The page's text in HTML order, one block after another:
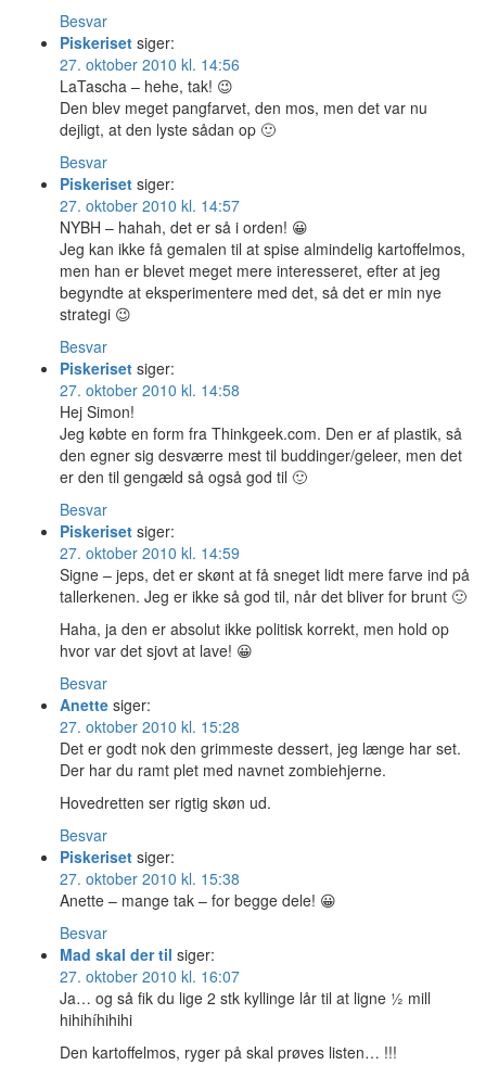
Besvar
Piskeriset siger:
27. oktober 2010 kl. 14:56
LaTascha – hehe, tak! 😉
Den blev meget pangfarvet, den mos, men det var nu
dejligt, at den lyste sådan op 🙂
Besvar
Piskeriset siger:
27. oktober 2010 kl. 14:57
NYBH – hahah, det er så i orden! 😀
Jeg kan ikke få gemalen til at spise almindelig kartoffelmos,
men han er blevet meget mere interesseret, efter at jeg
begyndte at eksperimentere med det, så det er min nye
strategi 😉
Besvar
Piskeriset siger:
27. oktober 2010 kl. 14:58
Hej Simon!
Jeg købte en form fra Thinkgeek.com. Den er af plastik, så
den egner sig desværre mest til buddinger/geleer, men det
er den til gengæld så også god til 🙂
Besvar
Piskeriset siger:
27. oktober 2010 kl. 14:59
Signe – jeps, det er skønt at få sneget lidt mere farve ind på
tallerkenen. Jeg er ikke så god til, når det bliver for brunt 🙂
Haha, ja den er absolut ikke politisk korrekt, men hold op
hvor var det sjovt at lave! 😀
Besvar
Anette siger:
27. oktober 2010 kl. 15:28
Det er godt nok den grimmeste dessert, jeg længe har set.
Der har du ramt plet med navnet zombiehjerne.
Hovedretten ser rigtig skøn ud.
Besvar
Piskeriset siger:
27. oktober 2010 kl. 15:38
Anette – mange tak – for begge dele! 😀
Besvar
Mad skal der til siger:
27. oktober 2010 kl. 16:07
Ja… og så fik du lige 2 stk kyllinge lår til at ligne ½ mill
hihihíhihihi
Den kartoffelmos, ryger på skal prøves listen… !!!